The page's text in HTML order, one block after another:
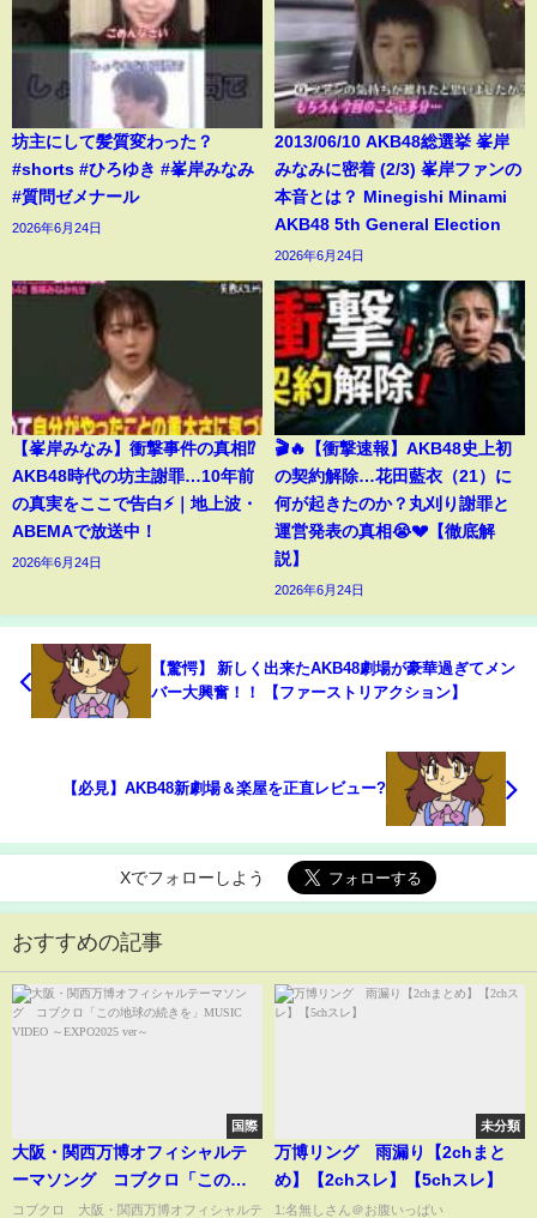
坊主にして髪質変わった？
#shorts #ひろゆき #峯岸みなみ
#質問ゼメナール
2026年6月24日
2013/06/10 AKB48総選挙 峯岸
みなみに密着 (2/3) 峯岸ファンの
本音とは？ Minegishi Minami
AKB48 5th General Election
2026年6月24日
【峯岸みなみ】衝撃事件の真相⁉️
AKB48時代の坊主謝罪…10年前
の真実をここで告白⚡️｜地上波・
ABEMAで放送中！
2026年6月24日
🎬🔥【衝撃速報】AKB48史上初
の契約解除…花田藍衣（21）に
何が起きたのか？丸刈り謝罪と
運営発表の真相😭💔【徹底解
説】
2026年6月24日
【驚愕】 新しく出来たAKB48劇場が豪華過ぎてメン
バー大興奮！！ 【ファーストリアクション】
【必見】AKB48新劇場＆楽屋を正直レビュー?
Xでフォローしよう
おすすめの記事
国際
大阪・関西万博オフィシャルテ
ーマソング コブクロ「この地
球の続きを」MUSIC VIDEO ～
コブクロ 大阪・関西万博オフィシャルテ
未分類
万博リング 雨漏り【2chまと
め】【2chスレ】【5chスレ】
1:名無しさん＠お腹いっぱい